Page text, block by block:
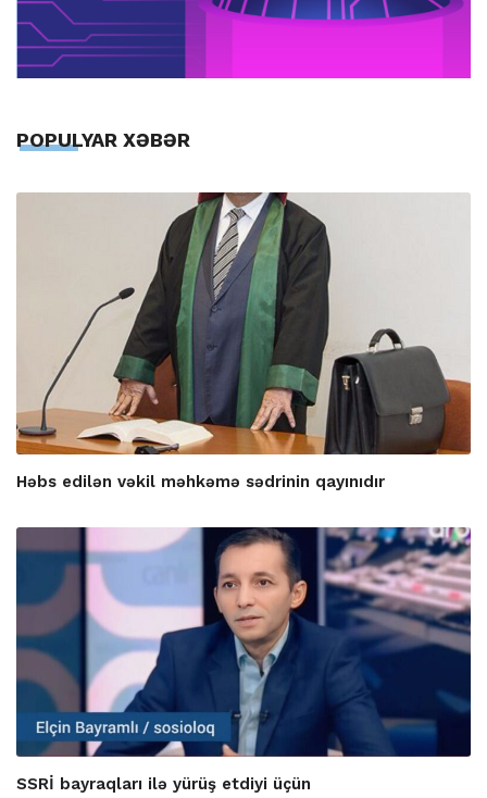
POPULYAR XƏBƏR
Həbs edilən vəkil məhkəmə sədrinin qayınıdır
SSRİ bayraqları ilə yürüş etdiyi üçün